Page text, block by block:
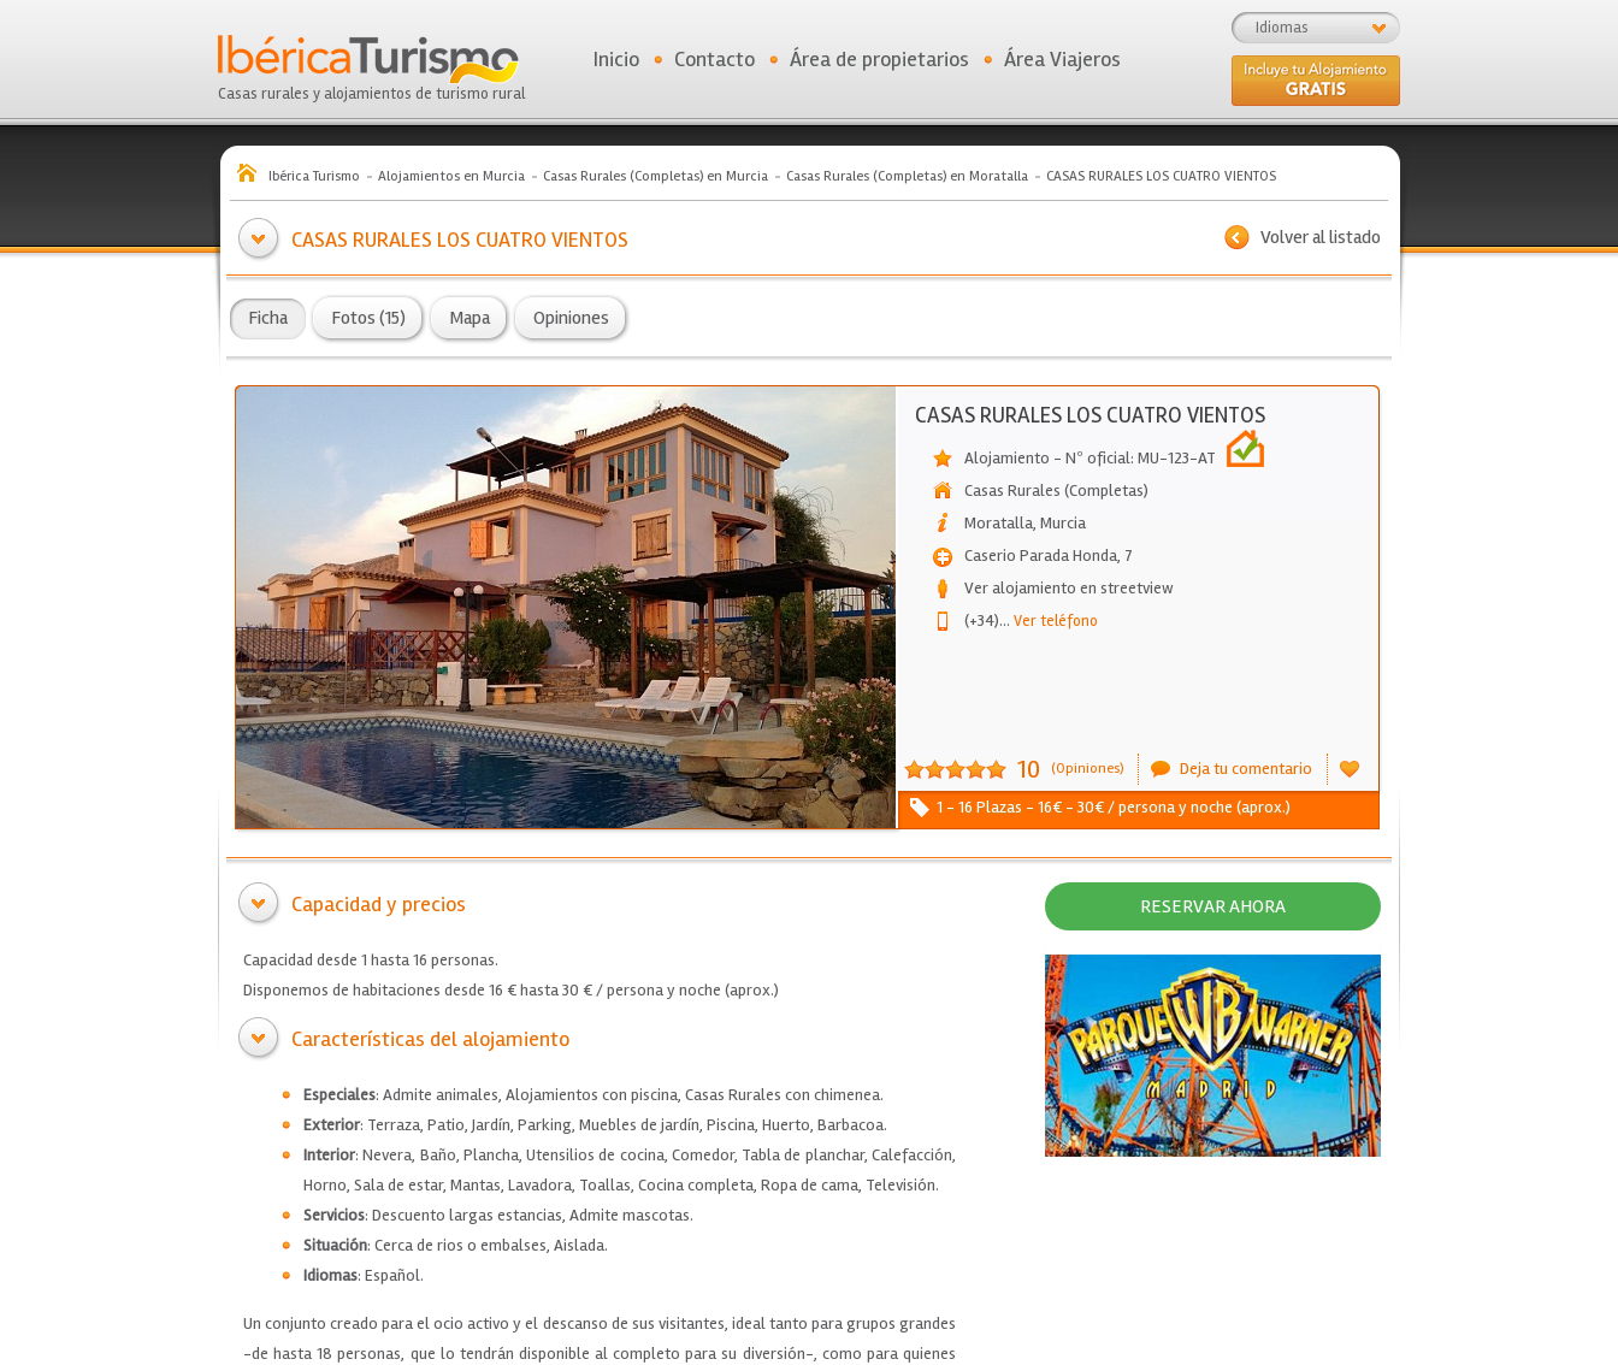
Casas rurales y alojamientos de turismo rural
Idiomas
Inicio Contacto Área de propietarios Área Viajeros
Ibérica Turismo Alojamientos en Murcia Casas Rurales (Completas) en Murcia Casas Rurales (Completas) en Moratalla CASAS RURALES LOS CUATRO VIENTOS
Volver al listado
CASAS RURALES LOS CUATRO VIENTOS
Ficha Fotos (15) Mapa Opiniones
CASAS RURALES LOS CUATRO VIENTOS
Alojamiento - Nº oficial: MU-123-AT
Casas Rurales (Completas)
Moratalla, Murcia
Caserio Parada Honda, 7
Ver alojamiento en streetview
(+34)... Ver teléfono
10 (Opiniones)
Deja tu comentario
1 - 16 Plazas - 16€ - 30€ / persona y noche (aprox.)
Capacidad y precios
Capacidad desde 1 hasta 16 personas.
Disponemos de habitaciones desde 16 € hasta 30 € / persona y noche (aprox.)
Características del alojamiento
Especiales: Admite animales, Alojamientos con piscina, Casas Rurales con chimenea.
Exterior: Terraza, Patio, Jardín, Parking, Muebles de jardín, Piscina, Huerto, Barbacoa.
Interior: Nevera, Baño, Plancha, Utensilios de cocina, Comedor, Tabla de planchar, Calefacción,
Horno, Sala de estar, Mantas, Lavadora, Toallas, Cocina completa, Ropa de cama, Televisión.
Servicios: Descuento largas estancias, Admite mascotas.
Situación: Cerca de rios o embalses, Aislada.
Idiomas: Español.
Un conjunto creado para el ocio activo y el descanso de sus visitantes, ideal tanto para grupos grandes
-de hasta 18 personas, que lo tendrán disponible al completo para su diversión-, como para quienes
RESERVAR AHORA